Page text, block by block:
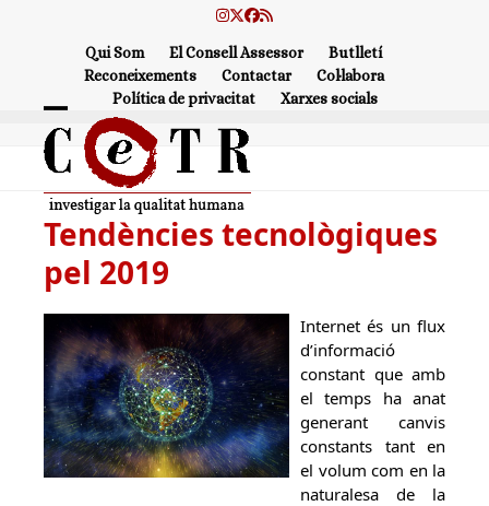
Instagram
Twitter
Facebook
RSS
Qui Som El Consell Assessor
Butlletí
Reconeixements
Contactar
Col·labora
Política de privacitat
Xarxes socials
Open
mobile
menu
Close
mobile
menu
Tendències tecnològiques
pel 2019
Internet és un flux
d’informació
constant que amb
el temps ha anat
generant canvis
constants tant en
el volum com en la
naturalesa de la